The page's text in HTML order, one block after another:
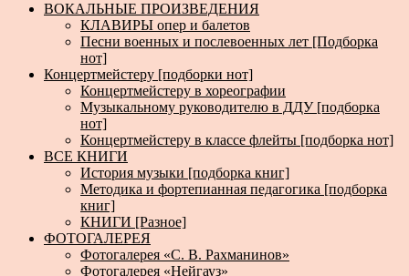
ВОКАЛЬНЫЕ ПРОИЗВЕДЕНИЯ
КЛАВИРЫ опер и балетов
Песни военных и послевоенных лет [Подборка
нот]
Концертмейстеру [подборки нот]
Концертмейстеру в хореографии
Музыкальному руководителю в ДДУ [подборка
нот]
Концертмейстеру в классе флейты [подборка нот]
ВСЕ КНИГИ
История музыки [подборка книг]
Методика и фортепианная педагогика [подборка
книг]
КНИГИ [Разное]
ФОТОГАЛЕРЕЯ
Фотогалерея «С. В. Рахманинов»
Фотогалерея «Нейгауз»